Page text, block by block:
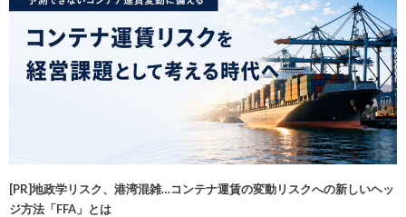
[PR]地政学リスク、港湾混雑…コンテナ運賃の変動リスクへの新しいヘッ
ジ方法「FFA」とは